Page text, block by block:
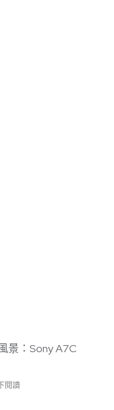
景：Sony A7C
閱讀